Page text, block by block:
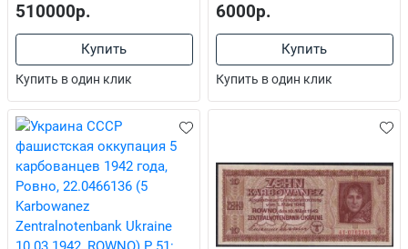
510000р.
Купить
Купить в один клик
6000р.
Купить
Купить в один клик